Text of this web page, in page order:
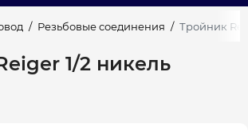
Резьбовые соединения Тройник
1/2 никель